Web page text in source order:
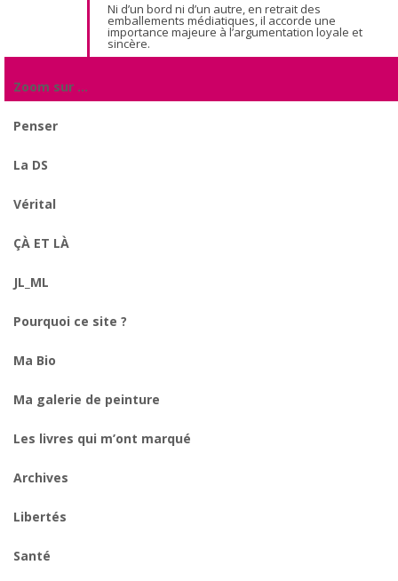
Ni d’un bord ni d’un autre, en retrait des
emballements médiatiques, il accorde une
importance majeure à l’argumentation loyale et
sincère.
Zoom sur …
Penser
La DS
Vérital
ÇÀ ET LÀ
JL_ML
Pourquoi ce site ?
Ma Bio
Ma galerie de peinture
Les livres qui m’ont marqué
Archives
Libertés
Santé